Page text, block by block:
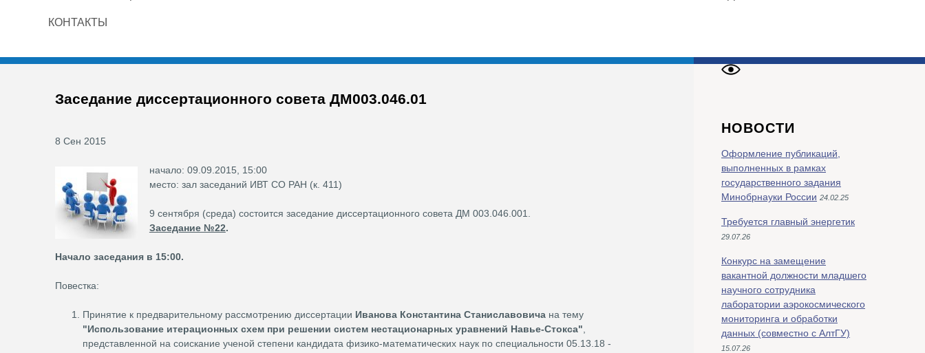
И
КОНТАКТЫ
Заседание диссертационного совета ДМ003.046.01
8 Сен 2015
начало: 09.09.2015, 15:00
место: зал заседаний ИВТ СО РАН (к. 411)
9 сентября (среда) состоится заседание диссертационного совета ДМ 003.046.001.
Заседание №22.
Начало заседания в 15:00.
Повестка:
Принятие к предварительному рассмотрению диссертации Иванова Константина Станиславовича на тему
"Использование итерационных схем при решении систем нестационарных уравнений Навье-Стокса"
представленной на соискание ученой степени кандидата физико-математических наук по специальности 05.13.18 -
НОВОСТИ
Оформление публикаций,
выполненных в рамках
государственного задания
Минобрнауки России 24.02.25
Требуется главный энергетик
29.07.26
Конкурс на замещение
вакантной должности младшего
научного сотрудника
лаборатории аэрокосмического
мониторинга и обработки
данных (совместно с АлтГУ)
15.07.26